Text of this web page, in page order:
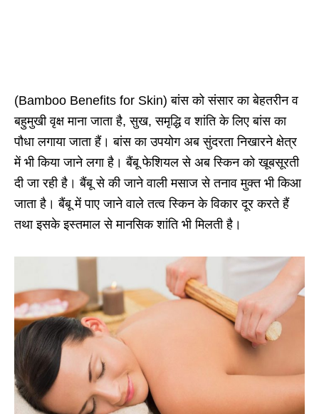
(Bamboo Benefits for Skin) बांस को संसार का बेहतरीन व
बहुमुखी वृक्ष माना जाता है, सुख, समृद्धि व शांति के लिए बांस का
पौधा लगाया जाता हैं। बांस का उपयोग अब सुंदरता निखारने क्षेत्र
में भी किया जाने लगा है। बैंबू फेशियल से अब स्किन को खूबसूरती
दी जा रही है। बैंबू से की जाने वाली मसाज से तनाव मुक्त भी किआ
जाता है। बैंबू में पाए जाने वाले तत्व स्किन के विकार दूर करते हैं
तथा इसके इस्तमाल से मानसिक शांति भी मिलती है।